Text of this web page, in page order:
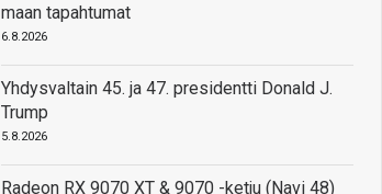
maan tapahtumat
6.8.2026
Yhdysvaltain 45. ja 47. presidentti Donald J.
Trump
5.8.2026
Radeon RX 9070 XT & 9070 -ketju (Navi 48)